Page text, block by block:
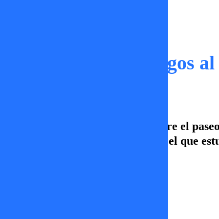
¿Cuales son los riesgos
En Tal Cual, Jose nos cuenta sobre el
recuerda un terrorífico vuelo en el que